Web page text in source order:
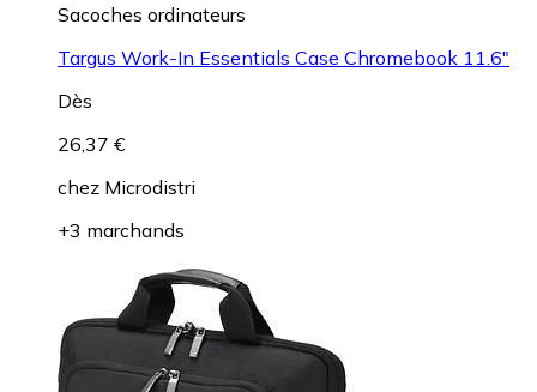
Sacoches ordinateurs
Targus Work-In Essentials Case Chromebook 11.6"
Dès
26,37 €
chez Microdistri
+3 marchands